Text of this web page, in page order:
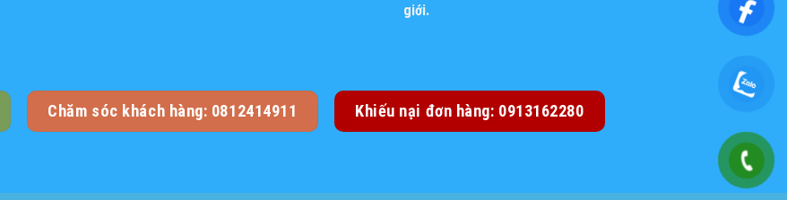
giới.
Chăm sóc khách hàng: 0812414911 Khiếu nại đơn hàng: 0913162280